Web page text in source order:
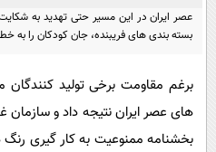
باشگاه مغز
اقتصاد
سیاست
سرگرمی
عصر
داستان
عصر ایران در این مسیر حتی تهدید به
بسته بندی های فریبنده، جان کودکان را به
برغم مقاومت برخی تولید کنندگان
های عصر ایران نتیجه داد و سازمان
بخشنامه ممنوعیت به کار گیری